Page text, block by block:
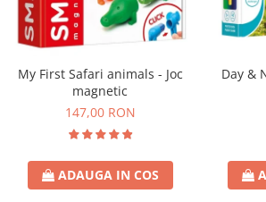
My First Safari animals - Joc
magnetic
147,00 RON
ADAUGA IN COS
Day &